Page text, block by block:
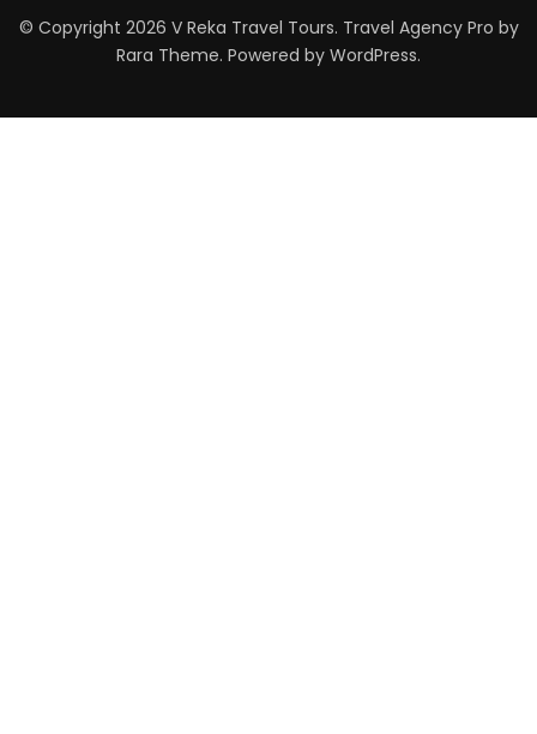
© Copyright 2026 V Reka Travel Tours. Travel Agency Pro by
Rara Theme. Powered by WordPress.